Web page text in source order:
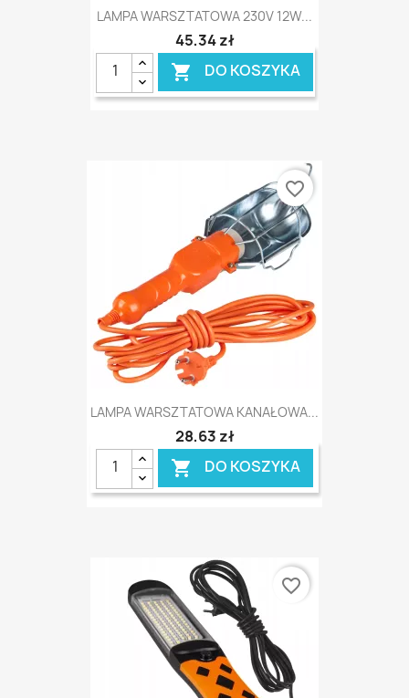
LAMPA WARSZTATOWA 230V 12W...
45,34 zł
 DO KOSZYKA
LAMPA WARSZTATOWA KANAŁOWA...
28,63 zł
 DO KOSZYKA
favorite_border
favorite_border